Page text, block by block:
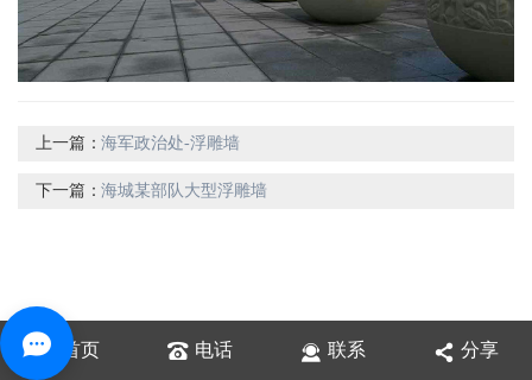
上一篇：海军政治处-浮雕墙
下一篇：海城某部队大型浮雕墙
首页 电话 联系 分享